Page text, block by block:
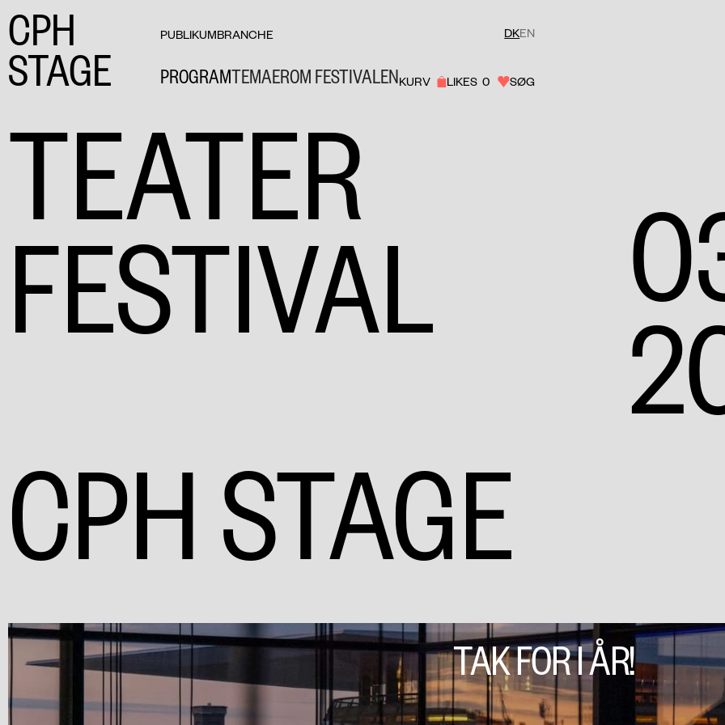
CPH
STAGE
PUBLIKUMBRANCHE DKEN
PROGRAMTEMAEROM FESTIVALENKURV LIKES 0 SØG
TEATER
FESTIVAL
CPH STAGE
TAK FOR I ÅR!